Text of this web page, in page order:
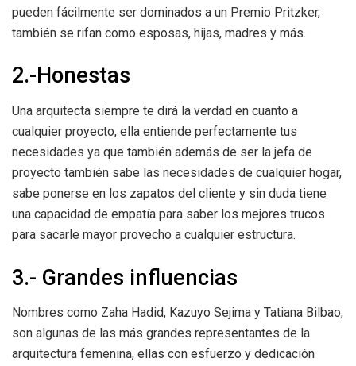
pueden fácilmente ser dominados a un Premio Pritzker,
también se rifan como esposas, hijas, madres y más.
2.-Honestas
Una arquitecta siempre te dirá la verdad en cuanto a
cualquier proyecto, ella entiende perfectamente tus
necesidades ya que también además de ser la jefa de
proyecto también sabe las necesidades de cualquier hogar,
sabe ponerse en los zapatos del cliente y sin duda tiene
una capacidad de empatía para saber los mejores trucos
para sacarle mayor provecho a cualquier estructura.
3.- Grandes influencias
Nombres como Zaha Hadid, Kazuyo Sejima y Tatiana Bilbao,
son algunas de las más grandes representantes de la
arquitectura femenina, ellas con esfuerzo y dedicación